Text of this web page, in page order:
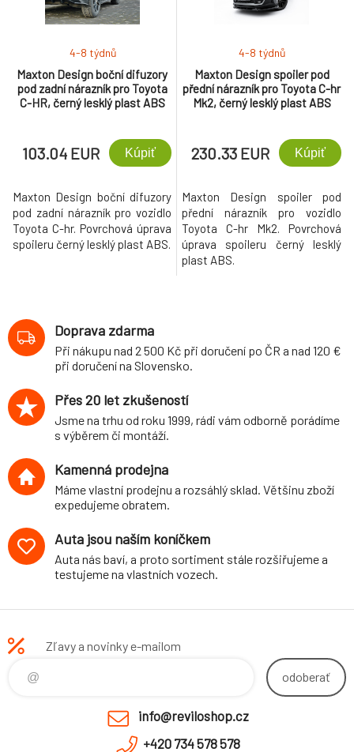
Maxton Design boční difuzory
pod zadní nárazník pro Toyota
C-HR, černý lesklý plast ABS
4-8 týdnů
103.04 EUR Kúpiť
Maxton Design boční difuzory
pod zadní nárazník pro vozidlo
Toyota C-hr. Povrchová úprava
spoileru černý lesklý plast ABS.
Maxton Design spoiler pod
přední nárazník pro Toyota C-hr
Mk2, černý lesklý plast ABS
4-8 týdnů
230.33 EUR Kúpiť
Maxton Design spoiler pod
přední nárazník pro vozidlo
Toyota C-hr Mk2. Povrchová
úprava spoileru černý lesklý
plast ABS.
Doprava zdarma
Při nákupu nad 2 500 Kč při doručení po ČR a nad 120 €
při doručení na Slovensko.
Přes 20 let zkušeností
Jsme na trhu od roku 1999, rádi vám odborně porádíme
s výběrem či montáží.
Kamenná prodejna
Máme vlastní prodejnu a rozsáhlý sklad. Většinu zboží
expedujeme obratem.
Auta jsou naším koníčkem
Auta nás baví, a proto sortiment stále rozšiřujeme a
testujeme na vlastních vozech.
Zľavy a novinky e-mailom
odoberať
info@reviloshop.cz
+420 734 578 578